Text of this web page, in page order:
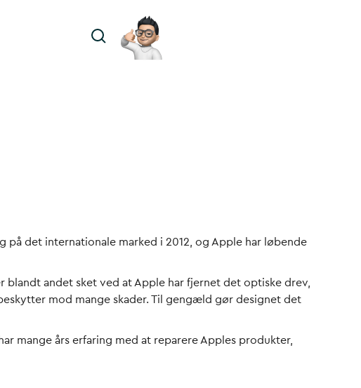
det internationale marked i 2012, og Apple har løbende
andet sket ved at Apple har fjernet det optiske drev,
mod mange skader. Til gengæld gør designet det
mange års erfaring med at reparere Apples produkter,